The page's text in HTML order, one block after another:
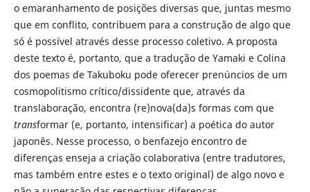
o emaranhamento de posições diversas que, juntas mesmo
que em conflito, contribuem para a construção de algo que
só é possível através desse processo coletivo. A proposta
deste texto é, portanto, que a tradução de Yamaki e Colina
dos poemas de Takuboku pode oferecer prenúncios de um
cosmopolitismo crítico/dissidente que, através da
translaboração, encontra (re)nova(da)s formas com que
transformar (e, portanto, intensificar) a poética do autor
japonês. Nesse processo, o benfazejo encontro de
diferenças enseja a criação colaborativa (entre tradutores,
mas também entre estes e o texto original) de algo novo e